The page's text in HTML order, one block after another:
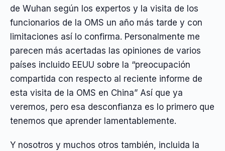
de Wuhan según los expertos y la visita de los
funcionarios de la OMS un año más tarde y con
limitaciones así lo confirma. Personalmente me
parecen más acertadas las opiniones de varios
países incluido EEUU sobre la “preocupación
compartida con respecto al reciente informe de
esta visita de la OMS en China” Así que ya
veremos, pero esa desconfianza es lo primero que
tenemos que aprender lamentablemente.
Y nosotros y muchos otros también, incluida la